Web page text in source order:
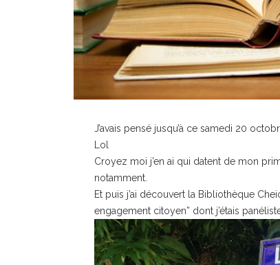
J’avais pensé jusqu’à ce samedi 20
Lol
Croyez moi j’en ai qui datent de mon
notamment.
Et puis j’ai découvert la Bibliothèque
engagement citoyen” dont j’étais